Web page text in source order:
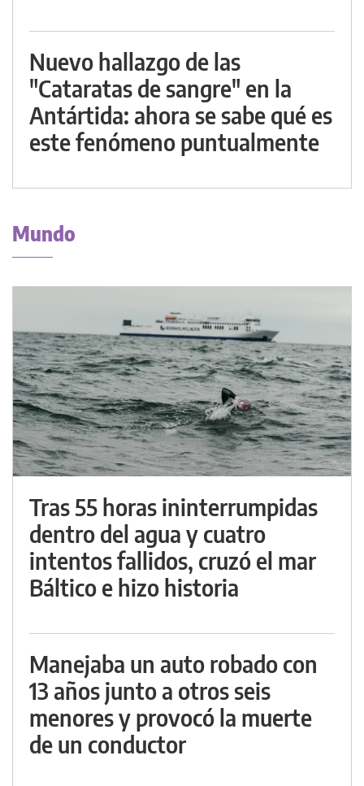
Nuevo hallazgo de las
"Cataratas de sangre" en la
Antártida: ahora se sabe qué es
este fenómeno puntualmente
Mundo
Tras 55 horas ininterrumpidas
dentro del agua y cuatro
intentos fallidos, cruzó el mar
Báltico e hizo historia
Manejaba un auto robado con
13 años junto a otros seis
menores y provocó la muerte
de un conductor